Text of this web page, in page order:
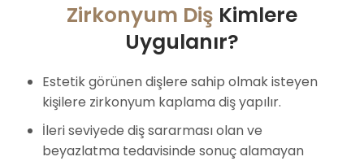
Zirkonyum Diş Kimlere
Uygulanır?
Estetik görünen dişlere sahip olmak isteyen
kişilere zirkonyum kaplama diş yapılır.
İleri seviyede diş sararması olan ve
beyazlatma tedavisinde sonuç alamayan